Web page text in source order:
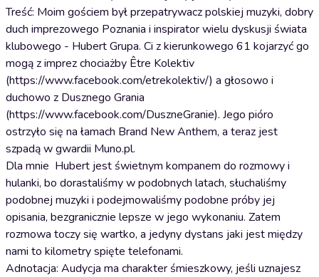
Treść: Moim gościem był przepatrywacz polskiej muzyki, dobry
duch imprezowego Poznania i inspirator wielu dyskusji świata
klubowego - Hubert Grupa. Ci z kierunkowego 61 kojarzyć go
mogą z imprez chociażby Être Kolektiv
(https://www.facebook.com/etrekolektiv/​) a głosowo i
duchowo z Dusznego Grania
(https://www.facebook.com/DuszneGranie​). Jego pióro
ostrzyło się na łamach Brand New Anthem, a teraz jest
szpadą w gwardii Muno.pl.
Dla mnie Hubert jest świetnym kompanem do rozmowy i
hulanki, bo dorastaliśmy w podobnych latach, słuchaliśmy
podobnej muzyki i podejmowaliśmy podobne próby jej
opisania, bezgranicznie lepsze w jego wykonaniu. Zatem
rozmowa toczy się wartko, a jedyny dystans jaki jest między
nami to kilometry spięte telefonami.
Adnotacja: Audycja ma charakter śmieszkowy, jeśli uznajesz